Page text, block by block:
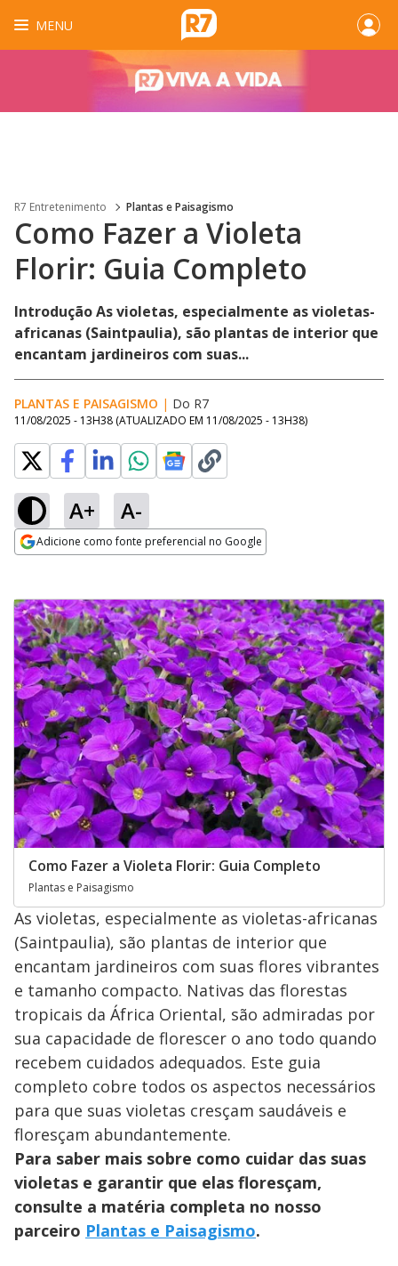
MENU
R7 Entretenimento Plantas e Paisagismo
Como Fazer a Violeta
Florir: Guia Completo
Introdução As violetas, especialmente as violetas-
africanas (Saintpaulia), são plantas de interior que
encantam jardineiros com suas...
PLANTAS E PAISAGISMO | Do R7
11/08/2025 - 13H38 (ATUALIZADO EM 11/08/2025 - 13H38)
A+ A-
Adicione como fonte preferencial no Google
Como Fazer a Violeta Florir: Guia Completo
Plantas e Paisagismo
As violetas, especialmente as violetas-africanas
(Saintpaulia), são plantas de interior que
encantam jardineiros com suas flores vibrantes
e tamanho compacto. Nativas das florestas
tropicais da África Oriental, são admiradas por
sua capacidade de florescer o ano todo quando
recebem cuidados adequados. Este guia
completo cobre todos os aspectos necessários
para que suas violetas cresçam saudáveis e
floresçam abundantemente.
Para saber mais sobre como cuidar das suas
violetas e garantir que elas floresçam,
consulte a matéria completa no nosso
parceiro Plantas e Paisagismo.